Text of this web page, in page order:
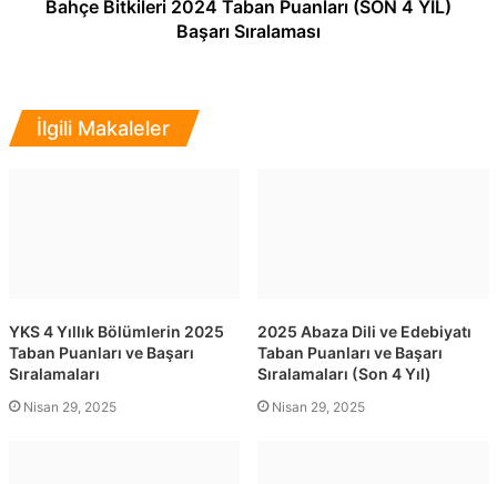
Bahçe Bitkileri 2024 Taban Puanları (SON 4 YIL)
Başarı Sıralaması
İlgili Makaleler
YKS 4 Yıllık Bölümlerin 2025
Taban Puanları ve Başarı
Sıralamaları
Nisan 29, 2025
2025 Abaza Dili ve Edebiyatı
Taban Puanları ve Başarı
Sıralamaları (Son 4 Yıl)
Nisan 29, 2025